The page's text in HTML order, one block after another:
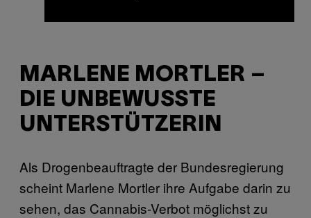
MARLENE MORTLER –
DIE UNBEWUSSTE
UNTERSTÜTZERIN
Als Drogenbeauftragte der Bundesregierung
scheint Marlene Mortler ihre Aufgabe darin zu
sehen, das Cannabis-Verbot möglichst zu